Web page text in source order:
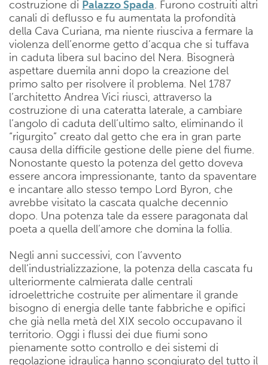
costruzione di Palazzo Spada. Furono costruiti altri
canali di deflusso e fu aumentata la profondità
della Cava Curiana, ma niente riusciva a fermare la
violenza dell’enorme getto d’acqua che si tuffava
in caduta libera sul bacino del Nera. Bisognerà
aspettare duemila anni dopo la creazione del
primo salto per risolvere il problema. Nel 1787
l’architetto Andrea Vici riuscì, attraverso la
costruzione di una cateratta laterale, a cambiare
l’angolo di caduta dell’ultimo salto, eliminando il
“rigurgito” creato dal getto che era in gran parte
causa della difficile gestione delle piene del fiume.
Nonostante questo la potenza del getto doveva
essere ancora impressionante, tanto da spaventare
e incantare allo stesso tempo Lord Byron, che
avrebbe visitato la cascata qualche decennio
dopo. Una potenza tale da essere paragonata dal
poeta a quella dell’amore che domina la follia.
Negli anni successivi, con l’avvento
dell’industrializzazione, la potenza della cascata fu
ulteriormente calmierata dalle centrali
idroelettriche costruite per alimentare il grande
bisogno di energia delle tante fabbriche e opifici
che già nella metà del XIX secolo occupavano il
territorio. Oggi i flussi dei due fiumi sono
pienamente sotto controllo e dei sistemi di
regolazione idraulica hanno scongiurato del tutto il